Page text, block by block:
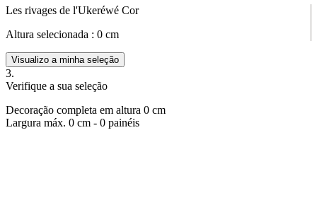
Les rivages de l'Ukeréwé Cor
Altura selecionada : 0 cm
Visualizo a minha seleção
3.
Verifique a sua seleção
Decoração completa em altura 0 cm
Largura máx. 0 cm - 0 painéis